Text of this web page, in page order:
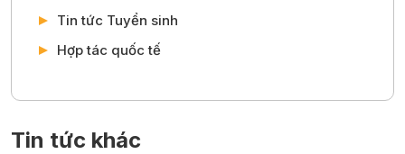
Tin tức Tuyển sinh
Hợp tác quốc tế
Tin tức khác